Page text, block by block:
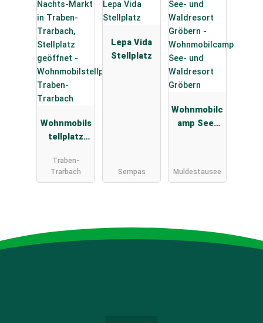
Wohnmobils
tellplatz
Trarbach
Traben-
Trarbach
Lepa Vida
Stellplatz
Sempas
Wohnmobilc
amp See-
Muldestausee